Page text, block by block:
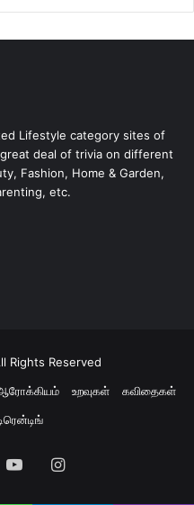
Lifestyle category sites of
deal of trivia on different
Fashion, Home & Garden,
etc.
Rights Reserved
உறவுகள்
கவிதைகள்
YouTubeInstagram